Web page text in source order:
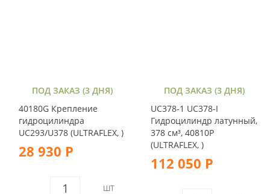
ПОД ЗАКАЗ (3 ДНЯ)
40180G Крепление
гидроцилиндра
UC293/U378 (ULTRAFLEX, )
28 930 Р
ШТ
ПОД ЗАКАЗ (3 ДНЯ)
UC378-1 UC378-I
Гидроцилиндр латунный,
378 см³, 40810P
(ULTRAFLEX, )
112 050 Р